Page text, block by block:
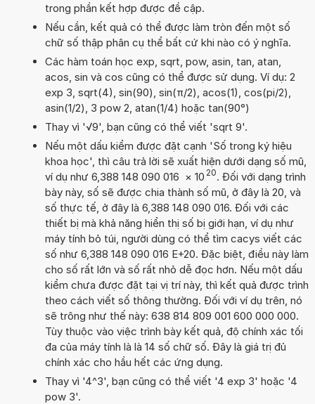
trong phần kết hợp được đề cập.
Nếu cần, kết quả có thể được làm tròn đến một số
chữ số thập phân cụ thể bất cứ khi nào có ý nghĩa.
Các hàm toán học exp, sqrt, pow, asin, tan, atan,
acos, sin và cos cũng có thể được sử dụng. Ví dụ: 2
exp 3, sqrt(4), sin(90), sin(π/2), acos(1), cos(pi/2),
asin(1/2), 3 pow 2, atan(1/4) hoặc tan(90°)
Thay vì '√9', bạn cũng có thể viết 'sqrt 9'.
Nếu một dấu kiểm được đặt cạnh 'Số trong ký hiệu
khoa học', thì câu trả lời sẽ xuất hiện dưới dạng số mũ,
ví dụ như 6,388 148 090 016 × 10 20. Đối với dạng trình
bày này, số sẽ được chia thành số mũ, ở đây là 20, và
số thực tế, ở đây là 6,388 148 090 016. Đối với các
thiết bị mà khả năng hiển thị số bị giới hạn, ví dụ như
máy tính bỏ túi, người dùng có thể tìm cacys viết các
số như 6,388 148 090 016 E+20. Đặc biệt, điều này làm
cho số rất lớn và số rất nhỏ dễ đọc hơn. Nếu một dấu
kiểm chưa được đặt tại vị trí này, thì kết quả được trình
theo cách viết số thông thường. Đối với ví dụ trên, nó
sẽ trông như thế này: 638 814 809 001 600 000 000.
Tùy thuộc vào việc trình bày kết quả, độ chính xác tối
đa của máy tính là là 14 số chữ số. Đây là giá trị đủ
chính xác cho hầu hết các ứng dụng.
Thay vì '4^3', bạn cũng có thể viết '4 exp 3' hoặc '4
pow 3'.